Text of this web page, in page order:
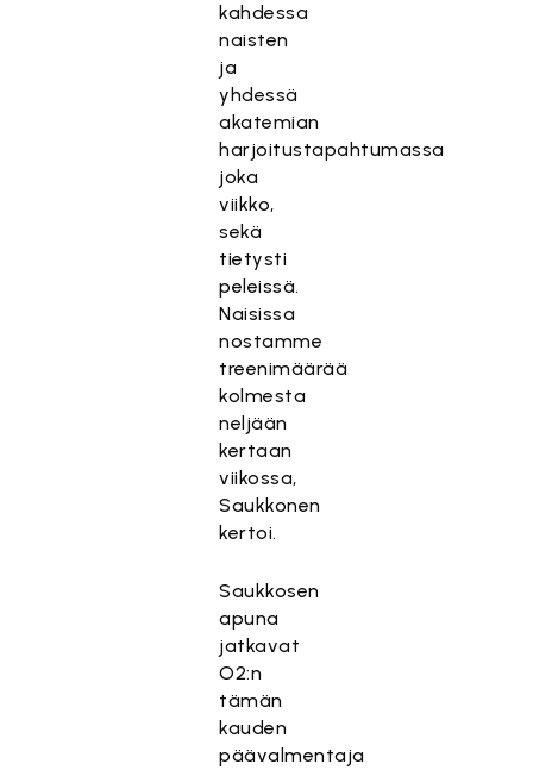
kahdessa
naisten
ja
yhdessä
akatemian
harjoitustapahtumassa
joka
viikko,
sekä
tietysti
peleissä.
Naisissa
nostamme
treenimäärää
kolmesta
neljään
kertaan
viikossa,
Saukkonen
kertoi.
Saukkosen
apuna
jatkavat
O2:n
tämän
kauden
päävalmentaja